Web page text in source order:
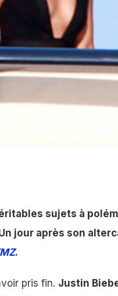
sujets à
jour après son
.
pris fin. Justin